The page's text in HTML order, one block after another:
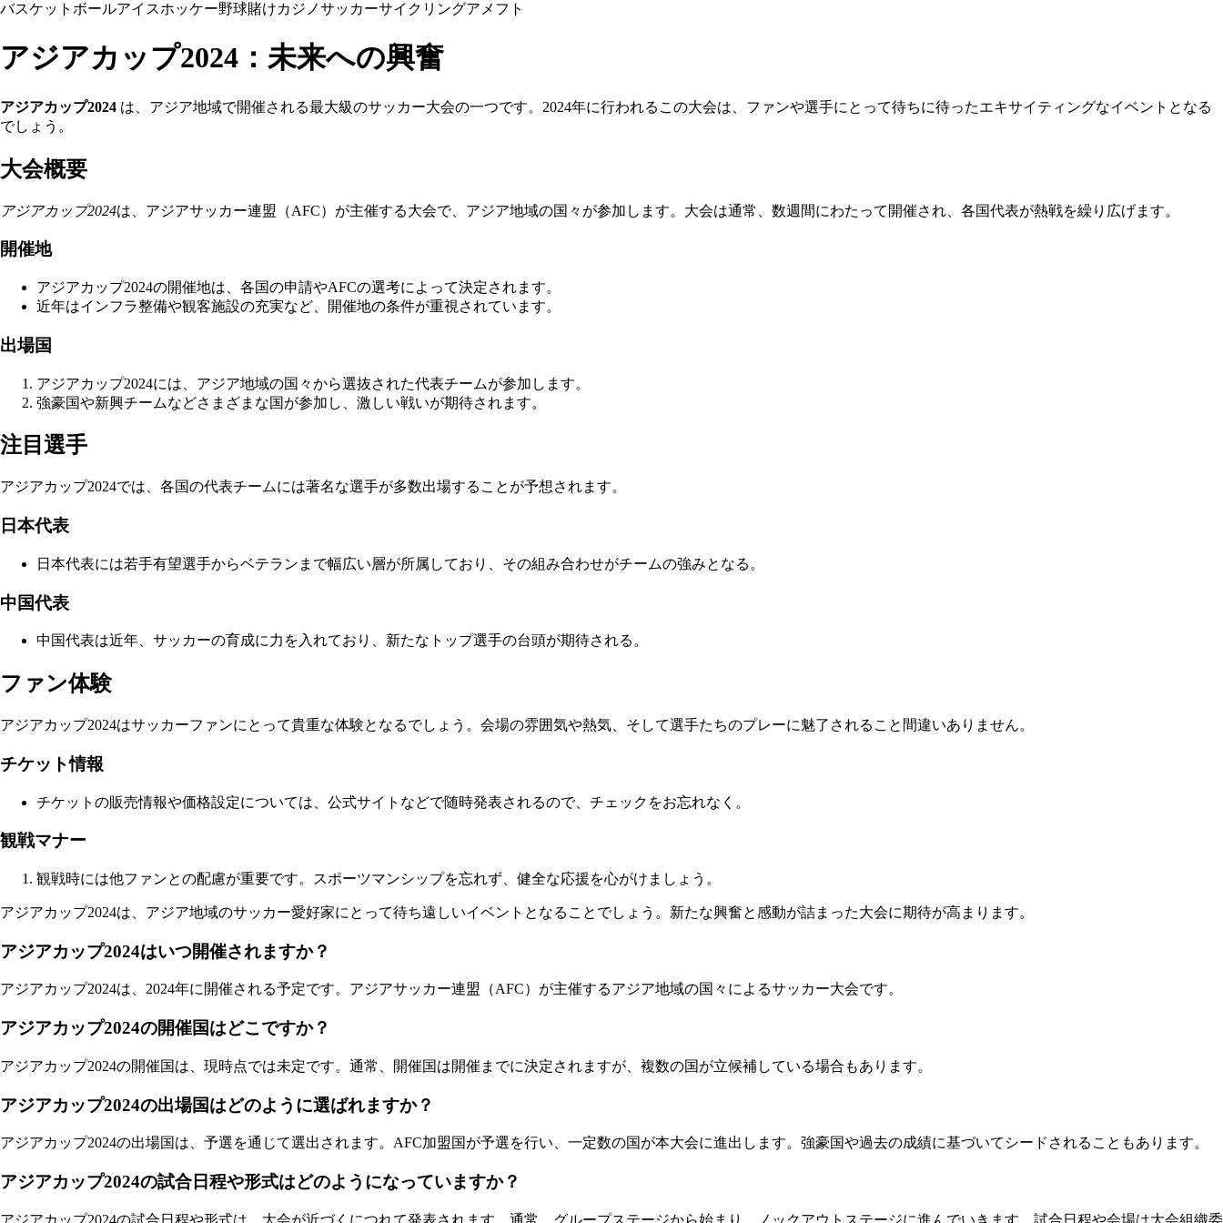
バスケットボールアイスホッケー野球賭けカジノサッカーサイクリングアメフト
アジアカップ2024：未来への興奮
アジアカップ2024 は、アジア地域で開催される最大級のサッカー大会の一つです。2024年に行われるこの大会は、ファンや選手にとって待ちに待ったエキサイティングなイベントとなる
でしょう。
大会概要
アジアカップ2024は、アジアサッカー連盟（AFC）が主催する大会で、アジア地域の国々が参加します。大会は通常、数週間にわたって開催され、各国代表が熱戦を繰り広げます。
開催地
アジアカップ2024の開催地は、各国の申請やAFCの選考によって決定されます。
近年はインフラ整備や観客施設の充実など、開催地の条件が重視されています。
出場国
アジアカップ2024には、アジア地域の国々から選抜された代表チームが参加します。
強豪国や新興チームなどさまざまな国が参加し、激しい戦いが期待されます。
注目選手
アジアカップ2024では、各国の代表チームには著名な選手が多数出場することが予想されます。
日本代表
日本代表には若手有望選手からベテランまで幅広い層が所属しており、その組み合わせがチームの強みとなる。
中国代表
中国代表は近年、サッカーの育成に力を入れており、新たなトップ選手の台頭が期待される。
ファン体験
アジアカップ2024はサッカーファンにとって貴重な体験となるでしょう。会場の雰囲気や熱気、そして選手たちのプレーに魅了されること間違いありません。
チケット情報
チケットの販売情報や価格設定については、公式サイトなどで随時発表されるので、チェックをお忘れなく。
観戦マナー
観戦時には他ファンとの配慮が重要です。スポーツマンシップを忘れず、健全な応援を心がけましょう。
アジアカップ2024は、アジア地域のサッカー愛好家にとって待ち遠しいイベントとなることでしょう。新たな興奮と感動が詰まった大会に期待が高まります。
アジアカップ2024はいつ開催されますか？
アジアカップ2024は、2024年に開催される予定です。アジアサッカー連盟（AFC）が主催するアジア地域の国々によるサッカー大会です。
アジアカップ2024の開催国はどこですか？
アジアカップ2024の開催国は、現時点では未定です。通常、開催国は開催までに決定されますが、複数の国が立候補している場合もあります。
アジアカップ2024の出場国はどのように選ばれますか？
アジアカップ2024の出場国は、予選を通じて選出されます。AFC加盟国が予選を行い、一定数の国が本大会に進出します。強豪国や過去の成績に基づいてシードされることもあります。
アジアカップ2024の試合日程や形式はどのようになっていますか？
アジアカップ2024の試合日程や形式は、大会が近づくにつれて発表されます。通常、グループステージから始まり、ノックアウトステージに進んでいきます。試合日程や会場は大会組織委